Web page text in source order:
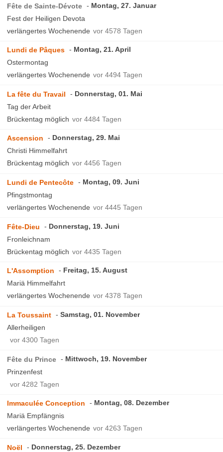
Fête de Sainte-Dévote
Montag, 27. Januar
Fest der Heiligen Devota
verlängertes Wochenende vor 4578 Tagen
Lundi de Pâques
Montag, 21. April
Ostermontag
verlängertes Wochenende vor 4494 Tagen
La fête du Travail
Donnerstag, 01. Mai
Tag der Arbeit
Brückentag möglich vor 4484 Tagen
Ascension
Donnerstag, 29. Mai
Christi Himmelfahrt
Brückentag möglich vor 4456 Tagen
Lundi de Pentecôte
Montag, 09. Juni
Pfingstmontag
verlängertes Wochenende vor 4445 Tagen
Fête-Dieu
Donnerstag, 19. Juni
Fronleichnam
Brückentag möglich vor 4435 Tagen
L'Assomption
Freitag, 15. August
Mariä Himmelfahrt
verlängertes Wochenende vor 4378 Tagen
La Toussaint
Samstag, 01. November
Allerheiligen
vor 4300 Tagen
Fête du Prince
Mittwoch, 19. November
Prinzenfest
vor 4282 Tagen
Immaculée Conception
Montag, 08. Dezember
Mariä Empfängnis
verlängertes Wochenende vor 4263 Tagen
Noël
Donnerstag, 25. Dezember